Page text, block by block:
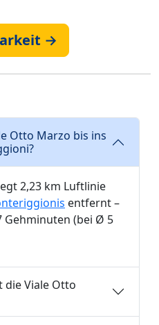
→
Otto Marzo bis ins
2,23 km Luftlinie
entfernt –
Gehminuten (bei Ø 5
die Viale Otto